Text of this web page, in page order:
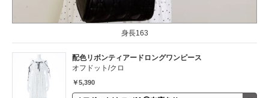
身長163
配色リボンティアードロングワンピース
オフドット/クロ
￥5,390